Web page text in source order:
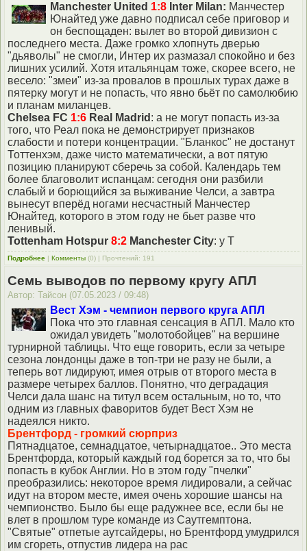
Manchester United 1:8 Inter Milan: Манчестер
Юнайтед уже давно подписал себе приговор и
он беспощаден: вылет во второй дивизион с
последнего места. Даже громко хлопнуть дверью
"дьяволы" не смогли, Интер их размазал спокойно и без
лишних усилий. Хотя итальянцам тоже, скорее всего, не
весело: "змеи" из-за провалов в прошлых турах даже в
пятерку могут и не попасть, что явно бьёт по самолюбию
и планам миланцев.
Chelsea FC 1:6 Real Madrid : a не могут попасть из-за
того, что Реал пока не демонстрирует признаков
слабости и потери концентрации. "Бланкос" не достанут
Тоттенхэм, даже чисто математически, а вот пятую
позицию планируют сберечь за собой. Календарь тем
более благоволит испанцам: сегодня они разбили
слабый и борющийся за выживание Челси, а завтра
вынесут вперёд ногами несчастный Манчестер
Юнайтед, которого в этом году не бьет разве что
ленивый.
Tottenham Hotspur 8:2 Manchester City: у Т
Подробнее | Комменты (0) | Прочтений: 191
Семь выводов по первому кругу АПЛ
Автор: Тайсон (07.05.2023 / 09:48)
Вест Хэм - чемпион первого круга АПЛ
Пока что это главная сенсация в АПЛ. Мало кто
ожидал увидеть "молотобойцев" на вершине
турнирной таблицы. Что еще говорить, если за четыре
сезона лондонцы даже в топ-три не разу не были, а
теперь вот лидируют, имея отрыв от второго места в
размере четырех баллов. Понятно, что деградация
Челси дала шанс на титул всем остальным, но то, что
одним из главных фаворитов будет Вест Хэм не
надеялся никто.
Брентфорд - громкий сюрприз
Пятнадцатое, семнадцатое, четырнадцатое.. Это места
Брентфорда, который каждый год борется за то, что бы
попасть в кубок Англии. Но в этом году "пчелки"
преобразились: некоторое время лидировали, а сейчас
идут на втором месте, имея очень хорошие шансы на
чемпионство. Было бы еще радужнее все, если бы не
влет в прошлом туре команде из Саутгемптона.
"Святые" отпетые аутсайдеры, но Брентфорд умудрился
им сгореть, отпустив лидера на рас